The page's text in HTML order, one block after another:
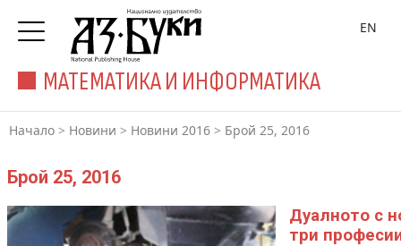
МАТЕМАТИКА И ИНФОРМАТИКА
EN
Начало > Новини > Новини 2016 > Брой 25, 2016
Брой 25, 2016
Дуалното с
три